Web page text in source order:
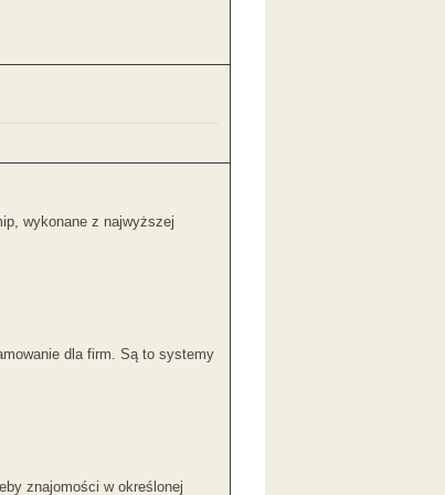
wykonane z najwyższej
dla firm. Są to systemy
znajomości w określonej